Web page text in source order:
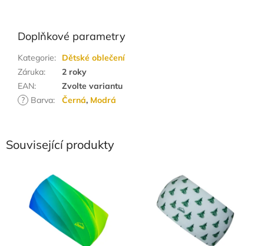
Související produkty
Doplňkové parametry
Kategorie:
Dětské oblečení
Záruka:
2 roky
EAN:
Zvolte variantu
?
Barva: Černá, Modrá